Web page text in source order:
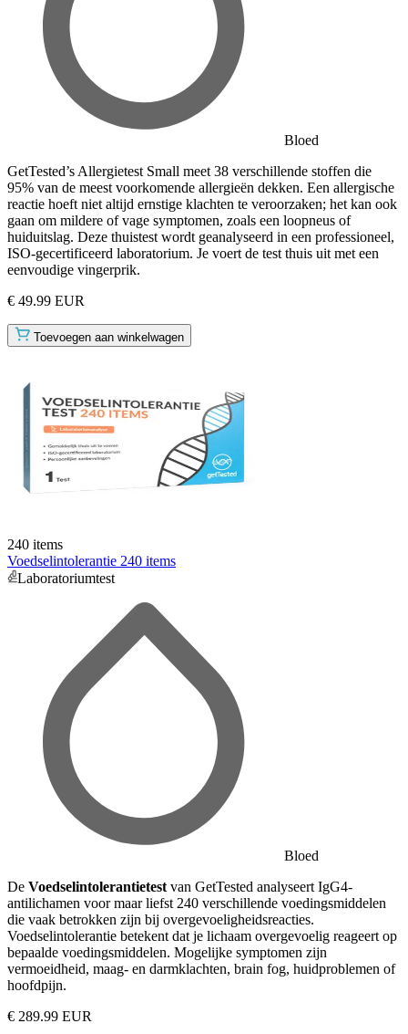
Bloed
GetTested’s Allergietest Small meet 38 verschillende stoffen die
95% van de meest voorkomende allergieën dekken. Een allergische
reactie hoeft niet altijd ernstige klachten te veroorzaken; het kan ook
gaan om mildere of vage symptomen, zoals een loopneus of
huiduitslag. Deze thuistest wordt geanalyseerd in een professioneel,
ISO-gecertificeerd laboratorium. Je voert de test thuis uit met een
eenvoudige vingerprik.
€ 49.99 EUR
Toevoegen aan winkelwagen
240 items
Voedselintolerantie 240 items
Laboratoriumtest
Bloed
De Voedselintolerantietest van GetTested analyseert IgG4-
antilichamen voor maar liefst 240 verschillende voedingsmiddelen
die vaak betrokken zijn bij overgevoeligheidsreacties.
Voedselintolerantie betekent dat je lichaam overgevoelig reageert op
bepaalde voedingsmiddelen. Mogelijke symptomen zijn
vermoeidheid, maag- en darmklachten, brain fog, huidproblemen of
hoofdpijn.
€ 289.99 EUR